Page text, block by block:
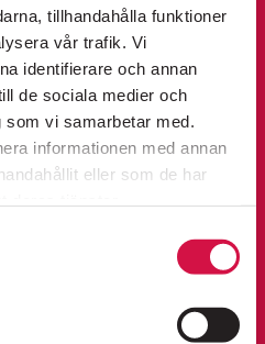
tillhandahålla funktioner
vår trafik. Vi
identifierare och annan
de sociala medier och
vi samarbetar med.
informationen med annan
eller som de har
&
KÖP
UTSÅLT
SKICKA
OM FOLKOPERAN